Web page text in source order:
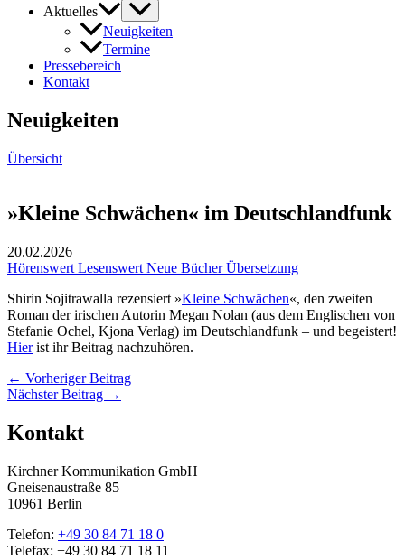
Aktuelles
Neuigkeiten
Termine
Pressebereich
Kontakt
Neuigkeiten
Übersicht
»Kleine Schwächen« im Deutschlandfunk
20.02.2026
Hörenswert Lesenswert Neue Bücher Übersetzung
Shirin Sojitrawalla rezensiert »Kleine Schwächen«, den zweiten
Roman der irischen Autorin Megan Nolan (aus dem Englischen von
Stefanie Ochel, Kjona Verlag) im Deutschlandfunk – und begeistert!
Hierist ihr Beitrag nachzuhören.
← Vorheriger Beitrag
Nächster Beitrag →
Kontakt
Kirchner Kommunikation GmbH
Gneisenaustraße 85
10961 Berlin
Telefon: +49 30 84 71 18 0
Telefax: +49 30 84 71 18 11